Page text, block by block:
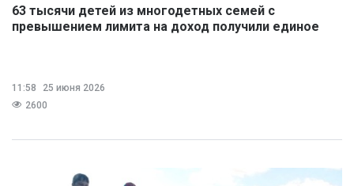
63 тысячи детей из многодетных семей с
превышением лимита на доход получили единое
11:58
25 июня 2026
2600